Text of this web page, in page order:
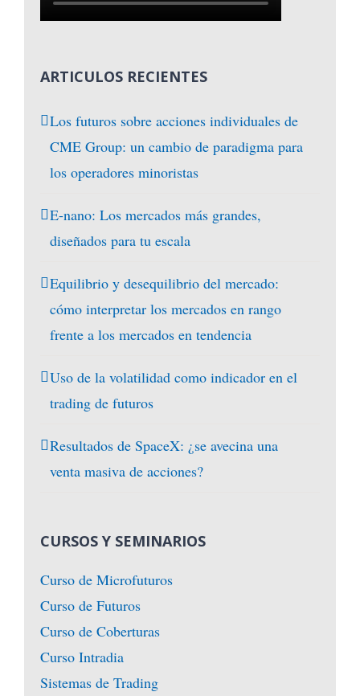
ARTICULOS RECIENTES
Los futuros sobre acciones individuales de
CME Group: un cambio de paradigma para
los operadores minoristas
E-nano: Los mercados más grandes,
diseñados para tu escala
Equilibrio y desequilibrio del mercado:
cómo interpretar los mercados en rango
frente a los mercados en tendencia
Uso de la volatilidad como indicador en el
trading de futuros
Resultados de SpaceX: ¿se avecina una
venta masiva de acciones?
CURSOS Y SEMINARIOS
Curso de Microfuturos
Curso de Futuros
Curso de Coberturas
Curso Intradia
Sistemas de Trading